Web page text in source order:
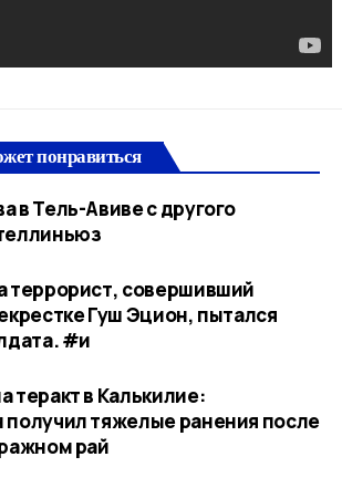
понравиться
в Тель-Авиве с другого
террорист, совершивший
Гуш Эцион, пытался
#и
теракт в Калькилие:
получил тяжелые ранения после
рай